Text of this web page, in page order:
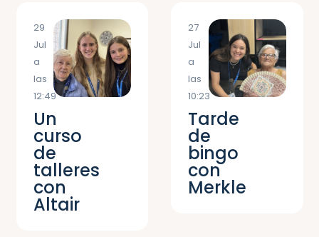
29
Jul
a
las
12:49
Un
curso
de
talleres
con
Altair
27
Jul
a
las
10:23
Tarde
de
bingo
con
Merkle